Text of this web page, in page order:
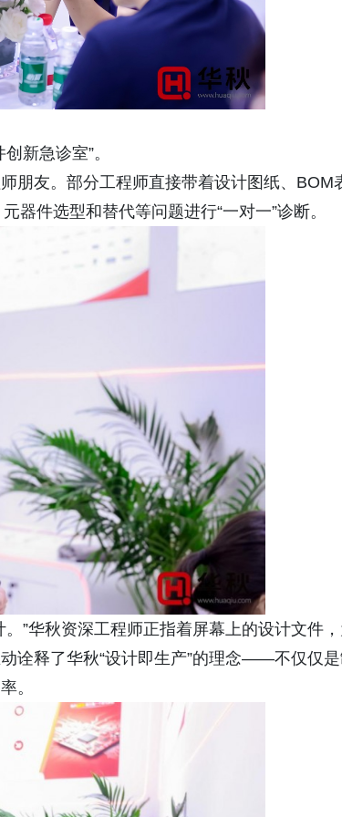
新急诊室”。
朋友。部分工程师直接带着设计图纸、BOM
器件选型和替代等问题进行“一对一”诊断。
”华秋资深工程师正指着屏幕上的设计文件
诠释了华秋“设计即生产”的理念——不仅仅
。